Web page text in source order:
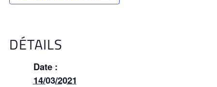
DÉTAILS
Date :
14/03/2021